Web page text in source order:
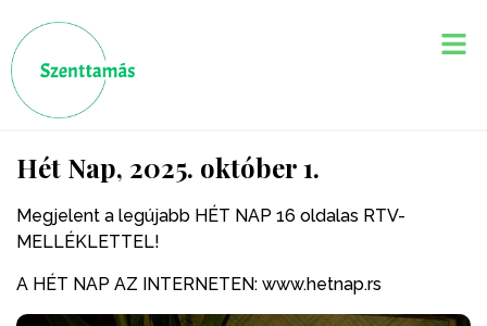
Hét Nap, 2025. október 1.
Megjelent a legújabb HÉT NAP 16 oldalas RTV-
MELLÉKLETTEL!
A HÉT NAP AZ INTERNETEN: www.hetnap.rs